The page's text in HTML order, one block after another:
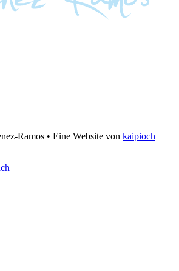
Ramos • Eine Website von kaipioch